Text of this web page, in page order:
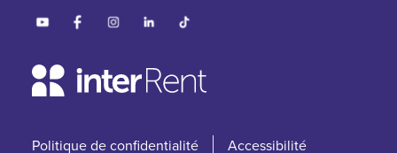
Politique de confidentialité Accessibilité